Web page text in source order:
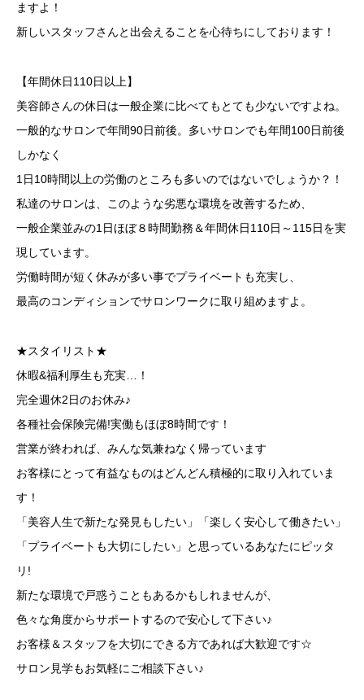
ますよ！
新しいスタッフさんと出会えることを心待ちにしております！
【年間休日110日以上】
美容師さんの休日は一般企業に比べてもとても少ないですよね。
一般的なサロンで年間90日前後。多いサロンでも年間100日前後
しかなく
1日10時間以上の労働のところも多いのではないでしょうか？！
私達のサロンは、このような劣悪な環境を改善するため、
一般企業並みの1日ほぼ８時間勤務＆年間休日110日～115日を実
現しています。
労働時間が短く休みが多い事でプライベートも充実し、
最高のコンディションでサロンワークに取り組めますよ。
★スタイリスト★
休暇&福利厚生も充実…！
完全週休2日のお休み♪
各種社会保険完備!実働もほぼ8時間です！
営業が終われば、みんな気兼ねなく帰っています
お客様にとって有益なものはどんどん積極的に取り入れていま
す！
「美容人生で新たな発見もしたい」「楽しく安心して働きたい」
「プライベートも大切にしたい」と思っているあなたにピッタ
リ!
新たな環境で戸惑うこともあるかもしれませんが、
色々な角度からサポートするので安心して下さい♪
お客様＆スタッフを大切にできる方であれば大歓迎です☆
サロン見学もお気軽にご相談下さい♪